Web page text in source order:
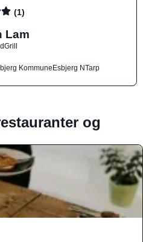
(1)
Lam
Grill
KommuneEsbjerg NTarp
og